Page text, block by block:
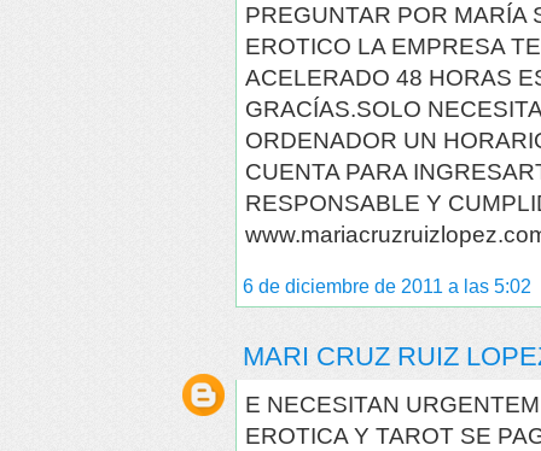
PREGUNTAR POR MARÍA
EROTICO LA EMPRESA
ACELERADO 48 HORAS
GRACÍAS.SOLO
ORDENADOR UN
CUENTA PARA
RESPONSABLE Y
6 de diciembre de 2011 a las 5:02
MARI CRUZ RUIZ
E NECESITAN
EROTICA Y TAROT SE